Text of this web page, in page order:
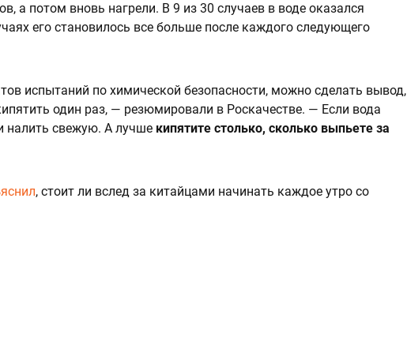
а потом вновь нагрели. В 9 из 30 случаев в воде оказался
его становилось все больше после каждого следующего
испытаний по химической безопасности, можно сделать вывод,
один раз, — резюмировали в Роскачестве. — Если вода
налить свежую. А лучше кипятите столько, сколько выпьете за
, стоит ли вслед за китайцами начинать каждое утро со